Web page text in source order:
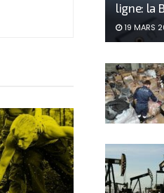
ligne: la
19 MARS